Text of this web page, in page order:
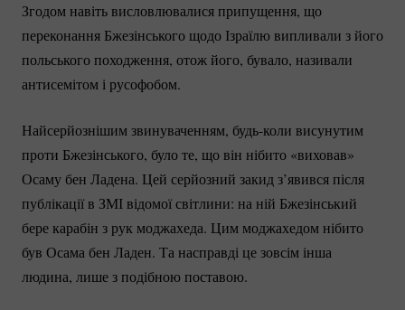
Згодом навіть висловлювалися припущення, що
переконання Бжезінського щодо Ізраїлю випливали з його
польського походження, отож його, бувало, називали
антисемітом і русофобом.
Найсерйознішим звинуваченням, будь-коли висунутим
проти Бжезінського, було те, що він нібито «виховав»
Осаму бен Ладена. Цей серйозний закид з’явився після
публікації в ЗМІ відомої світлини: на ній Бжезінський
бере карабін з рук моджахеда. Цим моджахедом нібито
був Осама бен Ладен. Та насправді це зовсім інша
людина, лише з подібною поставою.